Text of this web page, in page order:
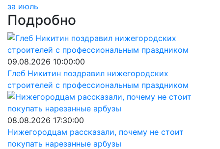
за июль
Подробно
09.08.2026 10:00:00
Глеб Никитин поздравил нижегородских
строителей с профессиональным праздником
08.08.2026 17:30:00
Нижегородцам рассказали, почему не стоит
покупать нарезанные арбузы